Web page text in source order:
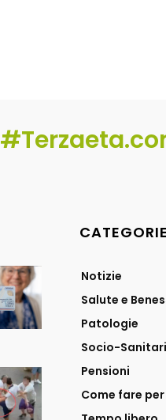
Notizie
Salute e
Patologie
Socio-
Pensioni
Come fare per